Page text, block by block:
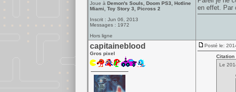
Joue à Demon's Souls, Doom PS3, Hotline
Miami, Toy Story 3, Picross 2
Inscrit : Jun 06, 2013
Messages : 1972
Hors ligne
en effet. Par
capitaineblood
Gros pixel
Posté le:
Citation
Le